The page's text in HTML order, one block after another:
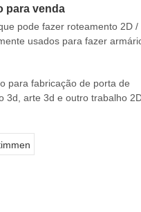
para venda
pode fazer roteamento 2D /
usados ​​para fazer
para fabricação de porta de
3d, arte 3d e outro trabalho